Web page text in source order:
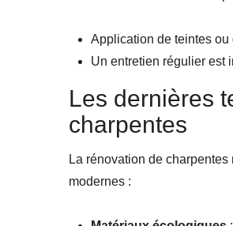
Application de teintes ou
Un entretien régulier est
Les dernières
charpentes
La rénovation de
modernes :